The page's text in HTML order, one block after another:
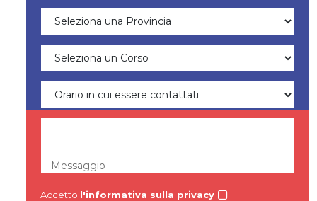
Messaggio
Accetto l'informativa sulla privacy